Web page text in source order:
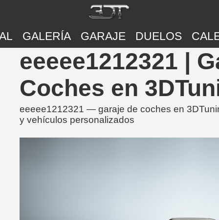
GALERÍA GARAJE DUELOS
eeeee1212321 |
Coches en
eeeee1212321 — garaje de coches en
y vehículos personalizados